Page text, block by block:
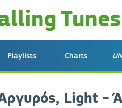
Playlists Charts
Light -